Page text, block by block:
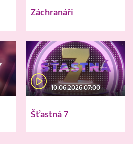
Záchranáři
10.06.2026 07:00
Šťastná 7